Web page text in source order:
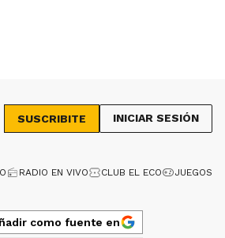
SUSCRIBITE INICIAR SESIÓN
RADIO EN VIVO CLUB EL ECO JUEGOS
como fuente en